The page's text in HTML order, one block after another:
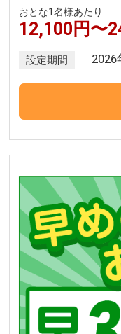
おとな1名様あたり
12,100円〜
設定期間 2026